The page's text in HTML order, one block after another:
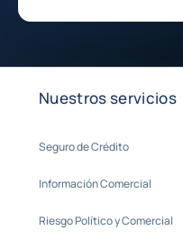
Nuestros servicios
Seguro de Crédito
Información Comercial
Riesgo Político y Comercial